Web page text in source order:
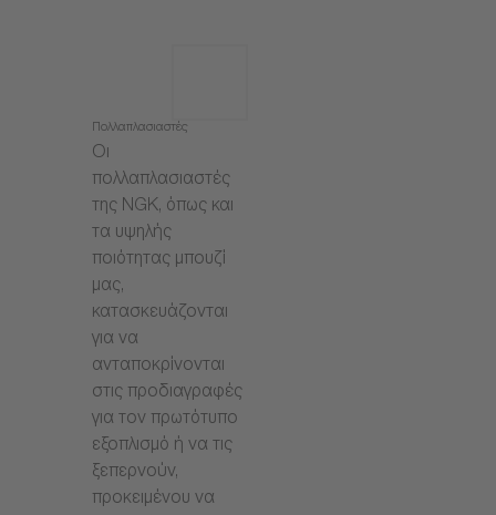
Πολλαπλασιαστές
Οι
πολλαπλασιαστές
της NGK, όπως και
τα υψηλής
ποιότητας μπουζί
μας,
κατασκευάζονται
για να
ανταποκρίνονται
στις προδιαγραφές
για τον πρωτότυπο
εξοπλισμό ή να τις
ξεπερνούν,
προκειμένου να